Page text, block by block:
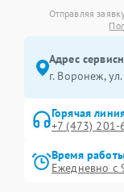
Отправляя
Адрес
г. Воронеж,
Горячая
+7 (473) 201-
Время работы
Ежедневно с